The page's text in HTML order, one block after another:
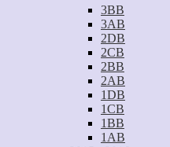
3BB
3AB
2DB
2CB
2BB
2AB
1DB
1CB
1BB
1AB